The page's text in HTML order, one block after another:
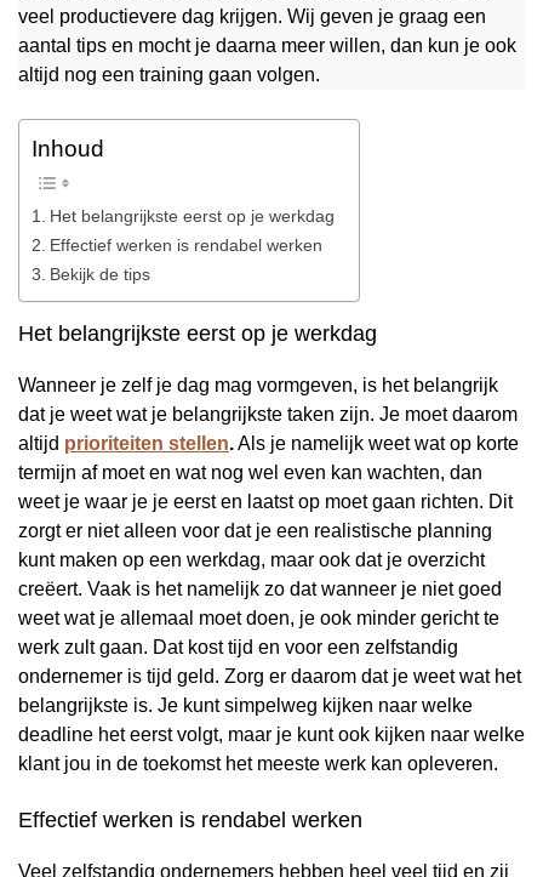
veel productievere dag krijgen. Wij geven je graag een
aantal tips en mocht je daarna meer willen, dan kun je ook
altijd nog een training gaan volgen.
Inhoud
Het belangrijkste eerst op je werkdag
Effectief werken is rendabel werken
Bekijk de tips
Het belangrijkste eerst op je werkdag
Wanneer je zelf je dag mag vormgeven, is het belangrijk
dat je weet wat je belangrijkste taken zijn. Je moet daarom
altijd prioriteiten stellen.Als je namelijk weet wat op korte
termijn af moet en wat nog wel even kan wachten, dan
weet je waar je je eerst en laatst op moet gaan richten. Dit
zorgt er niet alleen voor dat je een realistische planning
kunt maken op een werkdag, maar ook dat je overzicht
creëert. Vaak is het namelijk zo dat wanneer je niet goed
weet wat je allemaal moet doen, je ook minder gericht te
werk zult gaan. Dat kost tijd en voor een zelfstandig
ondernemer is tijd geld. Zorg er daarom dat je weet wat het
belangrijkste is. Je kunt simpelweg kijken naar welke
deadline het eerst volgt, maar je kunt ook kijken naar welke
klant jou in de toekomst het meeste werk kan opleveren.
Effectief werken is rendabel werken
Veel zelfstandig ondernemers hebben heel veel tijd en zij